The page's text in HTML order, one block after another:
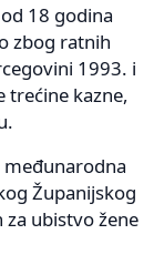
18 godina
zbog ratnih
1993. i
trećine kazne,
Županijskog
ubistvo žene